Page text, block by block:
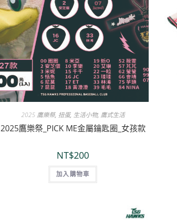
2025 鷹樂祭, 扭蛋, 生活小物, 鷹式生活
2025鷹樂祭_PICK ME金屬鑰匙圈_女孩款
NT$200
加入購物車